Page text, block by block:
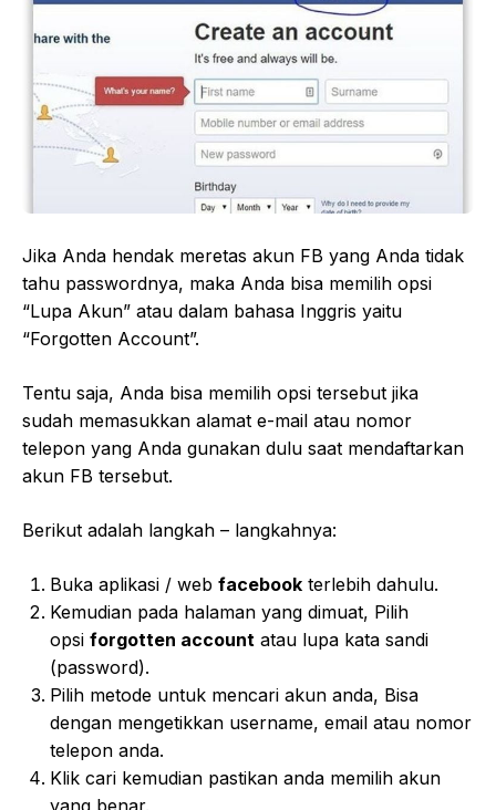
Jika Anda hendak meretas akun FB yang Anda tidak
tahu passwordnya, maka Anda bisa memilih opsi
“Lupa Akun” atau dalam bahasa Inggris yaitu
“Forgotten Account”.
Tentu saja, Anda bisa memilih opsi tersebut jika
sudah memasukkan alamat e-mail atau nomor
telepon yang Anda gunakan dulu saat mendaftarkan
akun FB tersebut.
Berikut adalah langkah – langkahnya:
Buka aplikasi / web facebook terlebih dahulu.
Kemudian pada halaman yang dimuat, Pilih
opsi forgotten account atau lupa kata sandi
(password).
Pilih metode untuk mencari akun anda, Bisa
dengan mengetikkan username, email atau nomor
telepon anda.
Klik cari kemudian pastikan anda memilih akun
yang benar.